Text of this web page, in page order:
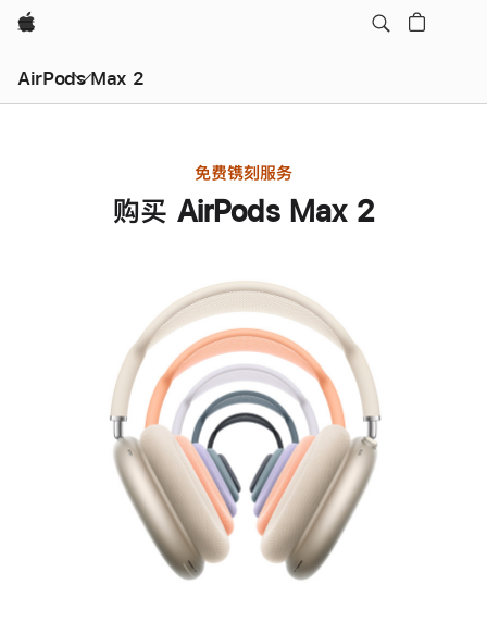
Apple
AirPods Max 2
免费镌刻服务
购买 AirPods Max 2